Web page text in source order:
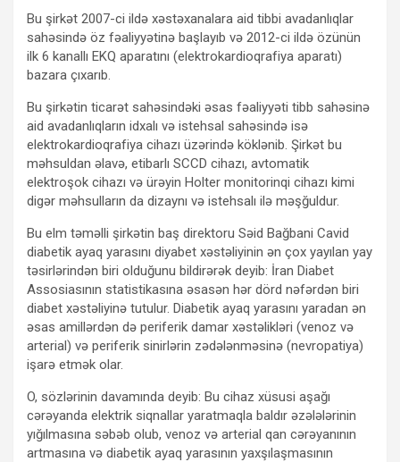
Bu şirkət 2007-ci ildə xəstəxanalara aid tibbi avadanlıqlar
sahəsində öz fəaliyyətinə başlayıb və 2012-ci ildə özünün
ilk 6 kanallı EKQ aparatını (elektrokardioqrafiya aparatı)
bazara çıxarıb.
Bu şirkətin ticarət sahəsindəki əsas fəaliyyəti tibb sahəsinə
aid avadanlıqların idxalı və istehsal sahəsində isə
elektrokardioqrafiya cihazı üzərində köklənib. Şirkət bu
məhsuldan əlavə, etibarlı SCCD cihazı, avtomatik
elektroşok cihazı və ürəyin Holter monitorinqi cihazı kimi
digər məhsulların da dizaynı və istehsalı ilə məşğuldur.
Bu elm təməlli şirkətin baş direktoru Səid Bağbani Cavid
diabetik ayaq yarasını diyabet xəstəliyinin ən çox yayılan yay
təsirlərindən biri olduğunu bildirərək deyib: İran Diabet
Assosiasının statistikasına əsasən hər dörd nəfərdən biri
diabet xəstəliyinə tutulur. Diabetik ayaq yarasını yaradan ən
əsas amillərdən də periferik damar xəstəlikləri (venoz və
arterial) və periferik sinirlərin zədələnməsinə (nevropatiya)
işarə etmək olar.
O, sözlərinin davamında deyib: Bu cihaz xüsusi aşağı
cərəyanda elektrik siqnallar yaratmaqla baldır əzələlərinin
yığılmasına səbəb olub, venoz və arterial qan cərəyanının
artmasına və diabetik ayaq yarasının yaxşılaşmasının